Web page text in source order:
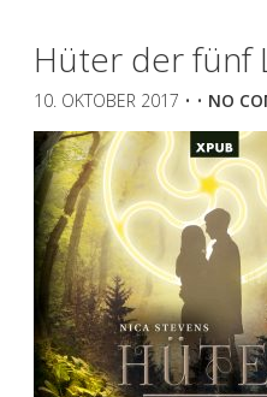
Hüter der fünf
10. OKTOBER 2017 • • NO